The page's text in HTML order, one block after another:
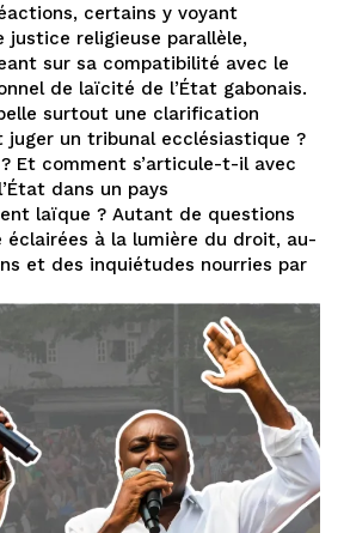
certains y voyant
justice religieuse parallèle,
sur sa compatibilité avec le
de laïcité de l’État gabonais.
surtout une clarification
juger un tribunal ecclésiastique ?
Et comment s’articule-t-il avec
dans un pays
laïque ? Autant de questions
éclairées à la lumière du droit, au-
et des inquiétudes nourries par